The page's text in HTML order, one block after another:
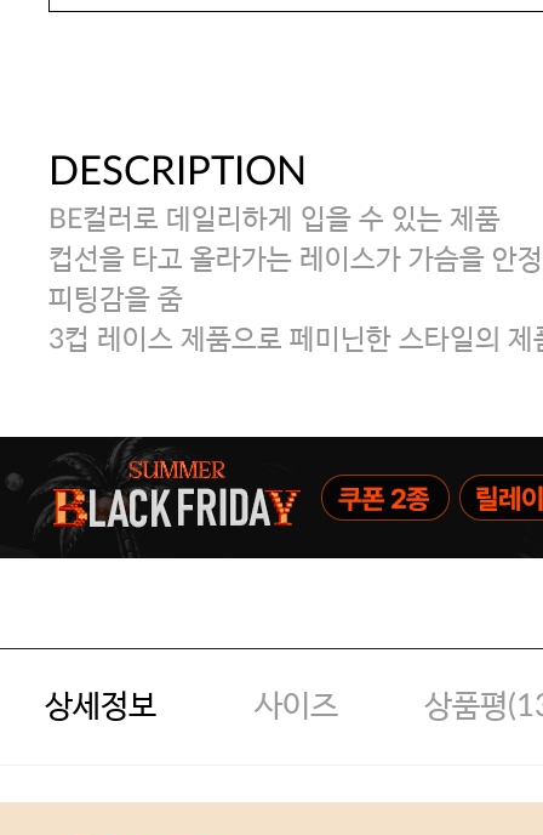
DESCRIPTION
BE컬러로 데일리하게 입을 수 있는 제품
컵선을 타고 올라가는 레이스가 가슴을 안
피팅감을 줌
3컵 레이스 제품으로 페미닌한 스타일의 제
상세정보 사이즈 상품평(